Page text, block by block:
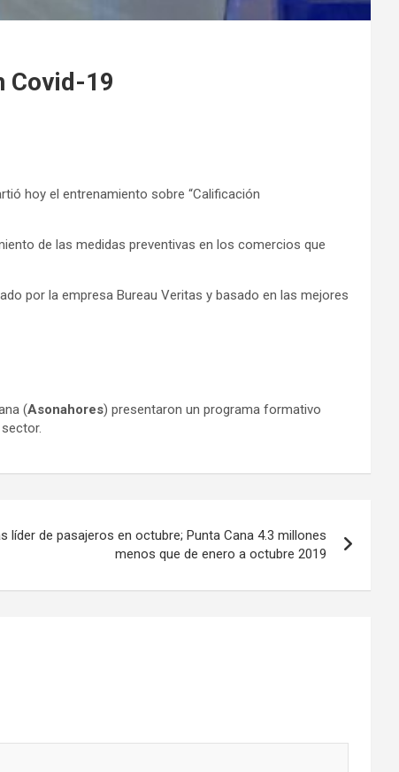
Covid-19
hoy el entrenamiento sobre “Calificación
de las medidas preventivas en los comercios que
por la empresa Bureau Veritas y basado en las mejores
(Asonahores) presentaron un programa formativo
líder de pasajeros en octubre; Punta Cana 4.3 millones
menos que de enero a octubre 2019